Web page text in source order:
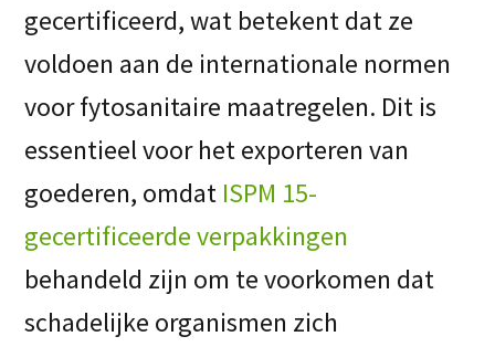
gecertificeerd, wat betekent dat ze
voldoen aan de internationale normen
voor fytosanitaire maatregelen. Dit is
essentieel voor het exporteren van
goederen, omdat ISPM 15-
gecertificeerde verpakkingen
behandeld zijn om te voorkomen dat
schadelijke organismen zich